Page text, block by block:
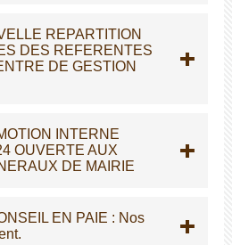
REPARTITION
DES REFERENTES
DE GESTION
INTERNE
OUVERTE AUX
DE MAIRIE
EN PAIE : Nos